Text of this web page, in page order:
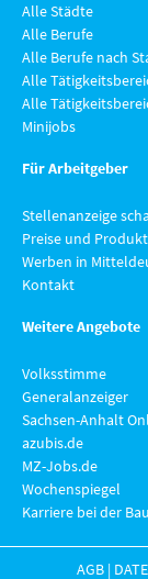
Alle Städte
Alle Berufe
Alle Berufe nach
Alle
Alle
Minijobs
Für Arbeitgeber
Stellenanzeige
Preise und
Werben in
Kontakt
Weitere Angebote
Volksstimme
Generalanzeiger
Sachsen-Anhalt
azubis.de
MZ-Jobs.de
Wochenspiegel
Karriere bei der
AGB |